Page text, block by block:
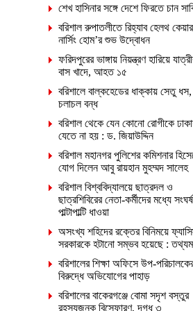
শেখ হাসিনার সঙ্গে দেশে ফিরতে চান
বরিশাল রুপাতলীতে রিহ্যাব হেলথ
নার্সিং হোম’র শুভ উদ্বোধন
ফরিদপুরের ভাঙ্গায় নিয়ন্ত্রণ হারিয়ে
বাস খাদে, আহত ১৫
বরিশালে বাল্কহেডের ধাক্কায় সেতু ধস,
চলাচল বন্ধ
বরিশাল থেকে যেন কোনো রোগীকে
যেতে না হয় : ড. জিয়াউদ্দিন
বরিশাল মহানগর পুলিশের কমিশনার
যোগ দিলেন আবু রায়হান মুহম্মদ সালেহ
বরিশাল বিশ্ববিদ্যালয়ে ছাত্রদল ও
ছাত্রশিবিরের নেতা-কর্মীদের মধ্যে
পাল্টাপাল্টি ধাওয়া
অসংখ্য শহিদের রক্তের বিনিময়ে
সরকারকে হটানো সম্ভব হয়েছে :
বরিশালের শিক্ষা অফিসে উপ-
বিরুদ্ধে অভিযোগের পাহাড়
বরিশালের বাকেরগঞ্জে বোমা সদৃশ বস্তুর
রহস্যজনক বিস্ফোরণ, দগ্ধ ৩